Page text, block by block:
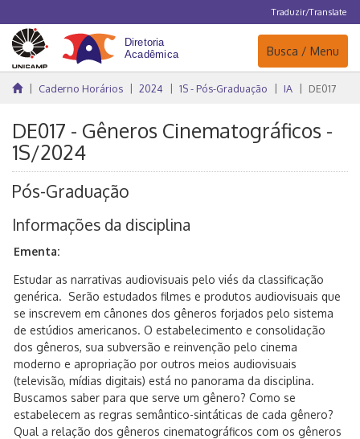
Traduzir/Translate
Navegação
Busca / Menu
Caderno Horários 2024 1S - Pós-Graduação IA DE017
DE017 - Gêneros Cinematográficos -
1S/2024
Pós-Graduação
Informações da disciplina
Ementa:
Estudar as narrativas audiovisuais pelo viés da classificação
genérica. Serão estudados filmes e produtos audiovisuais que
se inscrevem em cânones dos gêneros forjados pelo sistema
de estúdios americanos. O estabelecimento e consolidação
dos gêneros, sua subversão e reinvenção pelo cinema
moderno e apropriação por outros meios audiovisuais
(televisão, mídias digitais) está no panorama da disciplina.
Buscamos saber para que serve um gênero? Como se
estabelecem as regras semântico-sintáticas de cada gênero?
Qual a relação dos gêneros cinematográficos com os gêneros